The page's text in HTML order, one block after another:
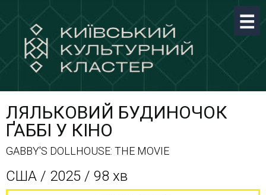
ЛЯЛЬКОВИЙ БУДИНОЧОК
ҐАББІ У КІНО
GABBY'S DOLLHOUSE: THE MOVIE
США / 2025 / 98 хв